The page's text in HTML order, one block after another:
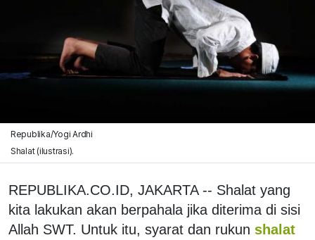
Republika/Yogi Ardhi
Shalat (ilustrasi).
REPUBLIKA.CO.ID, JAKARTA -- Shalat yang
kita lakukan akan berpahala jika diterima di sisi
Allah SWT. Untuk itu, syarat dan rukun shalat